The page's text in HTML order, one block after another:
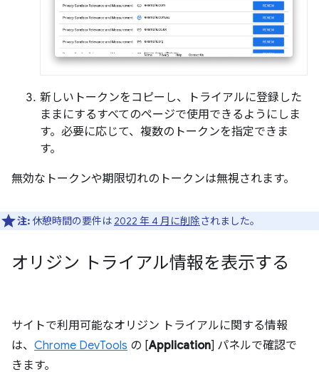
新しいトークンをコピーし、トライアルに登録した
ままにするすべてのページで使用できるようにしま
す。必要に応じて、複数のトークンを指定できま
す。
無効なトークンや期限切れのトークンは無視されます。
注: 休憩時間の要件は 2022 年 4 月に削除されました。
オリジン トライアル情報を表示する
サイトで利用可能なオリジン トライアルに関する情報
は、 Chrome DevTools の [Application] パネルで確認で
きます。